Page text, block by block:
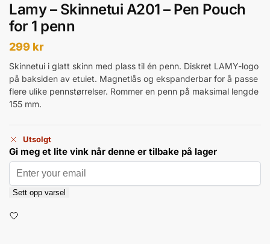
Lamy – Skinnetui A201 – Pen Pouch
for 1 penn
299 kr
Skinnetui i glatt skinn med plass til én penn. Diskret LAMY-logo
på baksiden av etuiet. Magnetlås og ekspanderbar for å passe
flere ulike pennstørrelser. Rommer en penn på maksimal lengde
155 mm.
Utsolgt
Gi meg et lite vink når denne er tilbake på lager
Sett opp varsel